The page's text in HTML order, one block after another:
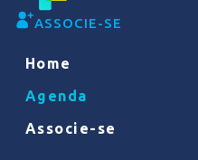
ASSOCIE-SE
Home
Agenda
Associe-se